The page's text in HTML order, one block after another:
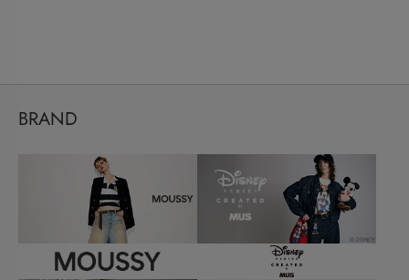
BRAND